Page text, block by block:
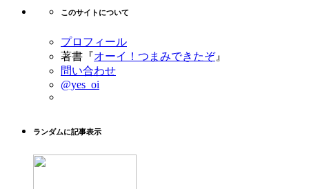
このサイトについて
プロフィール
著書『オーイ！つまみできたぞ』
問い合わせ
@yes_oi
ランダムに記事表示